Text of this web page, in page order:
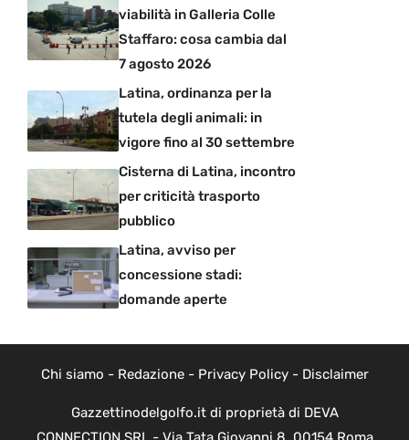
viabilità in Galleria Colle
Staffaro: cosa cambia dal
7 agosto 2026
Latina, ordinanza per la
tutela degli animali: in
vigore fino al 30 settembre
Cisterna di Latina, incontro
per criticità trasporto
pubblico
Latina, avviso per
concessione stadi:
domande aperte
Chi siamo - Redazione- Privacy Policy- Disclaimer
Gazzettinodelgolfo.it di proprietà di DEVA